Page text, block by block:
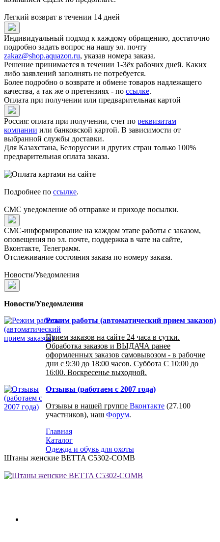
Легкий возврат в течении 14 дней
Индивидуальный подход к каждому обращению, достаточно
подробно задать вопрос на нашу эл. почту
zakaz@shop.aquazon.ru, указав номера заказа.
Решение принимается в течении 1-3ёх рабочих дней. Каких
либо заявлений заполнять не потребуется.
Более подробно о возврате и обмене товаров надлежащего
качества, а так же о претензиях - по ссылке.
Оплата при получении или предварительная картой
Россия: оплата при получении, счет по реквизитам
компании или банковской картой. В зависимости от
выбранной службы доставки.
Для Казахстана, Белоруссии и других стран только 100%
предварительная оплата заказа.
Подробнее по ссылке.
СМС уведомление об отправке и приходе посылки.
СМС-информирование на каждом этапе работы с заказом,
оповещения по эл. почте, поддержка в чате на сайте,
Вконтакте, Телеграмм.
Отслеживание состояния заказа по номеру заказа.
Новости/Уведомления
Новости/Уведомления
Режим работы (автоматический прием заказов)
Прием заказов на сайте 24 часа в сутки.
Обработка заказов и ВЫДАЧА ранее
оформленных заказов самовывозом - в рабочие
дни с 9:30 до 18:00 часов. Суббота С 10:00 до
16:00. Воскресенье выходной.
Отзывы (работаем с 2007 года)
Отзывы в нашей группе Вконтакте (27.100
участников), наш Форум.
Главная
Каталог
Одежда и обувь для охоты
Штаны женские BETTA C5302-COMB